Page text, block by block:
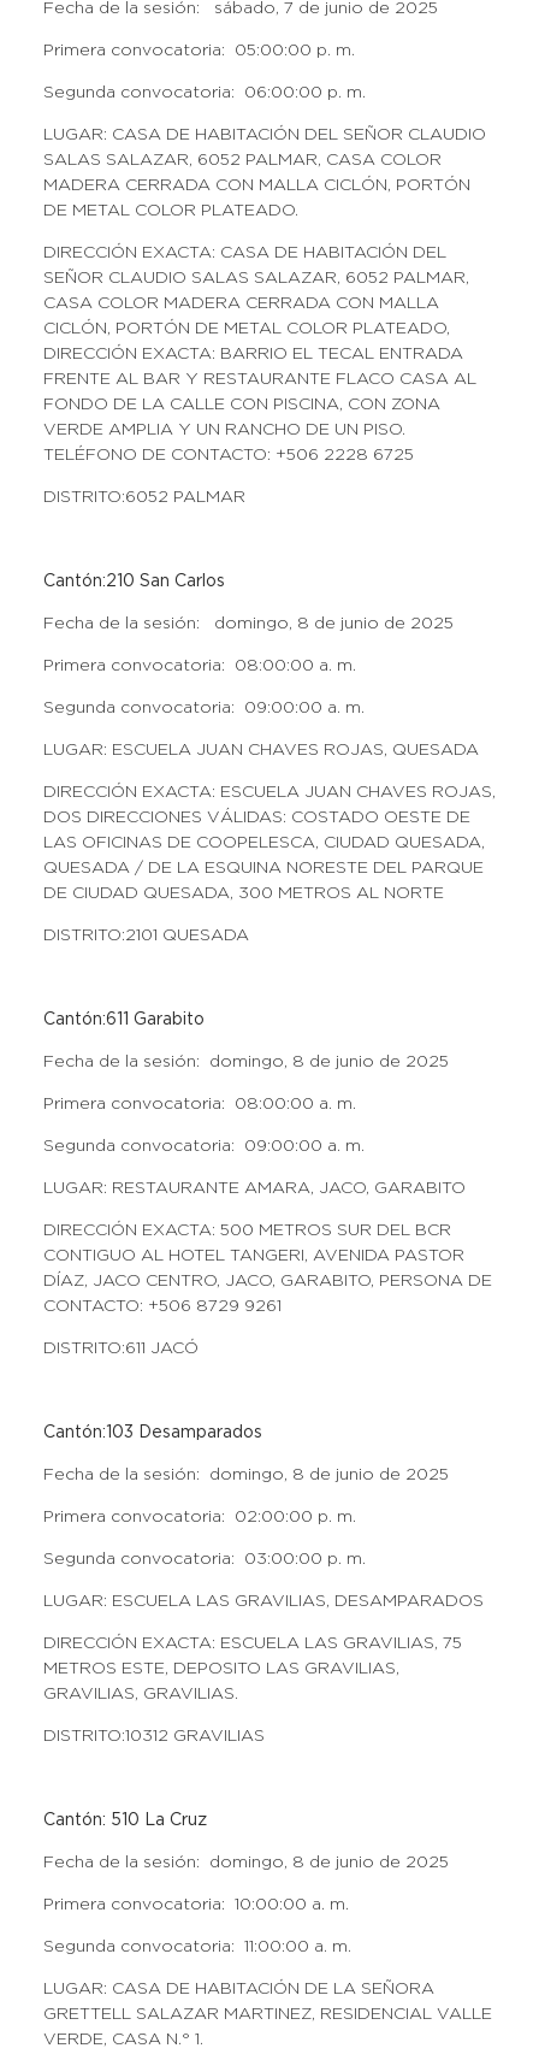
Fecha de la sesión: sábado, 7 de junio de 2025
Primera convocatoria: 05:00:00 p. m.
Segunda convocatoria: 06:00:00 p. m.
LUGAR: CASA DE HABITACIÓN DEL SEÑOR CLAUDIO
SALAS SALAZAR, 6052 PALMAR, CASA COLOR
MADERA CERRADA CON MALLA CICLÓN, PORTÓN
DE METAL COLOR PLATEADO.
DIRECCIÓN EXACTA: CASA DE HABITACIÓN DEL
SEÑOR CLAUDIO SALAS SALAZAR, 6052 PALMAR,
CASA COLOR MADERA CERRADA CON MALLA
CICLÓN, PORTÓN DE METAL COLOR PLATEADO,
DIRECCIÓN EXACTA: BARRIO EL TECAL ENTRADA
FRENTE AL BAR Y RESTAURANTE FLACO CASA AL
FONDO DE LA CALLE CON PISCINA, CON ZONA
VERDE AMPLIA Y UN RANCHO DE UN PISO.
TELÉFONO DE CONTACTO: +506 2228 6725
DISTRITO:6052 PALMAR
Cantón:210 San Carlos
Fecha de la sesión: domingo, 8 de junio de 2025
Primera convocatoria: 08:00:00 a. m.
Segunda convocatoria: 09:00:00 a. m.
LUGAR: ESCUELA JUAN CHAVES ROJAS, QUESADA
DIRECCIÓN EXACTA: ESCUELA JUAN CHAVES ROJAS,
DOS DIRECCIONES VÁLIDAS: COSTADO OESTE DE
LAS OFICINAS DE COOPELESCA, CIUDAD QUESADA,
QUESADA / DE LA ESQUINA NORESTE DEL PARQUE
DE CIUDAD QUESADA, 300 METROS AL NORTE
DISTRITO:2101 QUESADA
Cantón:611 Garabito
Fecha de la sesión: domingo, 8 de junio de 2025
Primera convocatoria: 08:00:00 a. m.
Segunda convocatoria: 09:00:00 a. m.
LUGAR: RESTAURANTE AMARA, JACO, GARABITO
DIRECCIÓN EXACTA: 500 METROS SUR DEL BCR
CONTIGUO AL HOTEL TANGERI, AVENIDA PASTOR
DÍAZ, JACO CENTRO, JACO, GARABITO, PERSONA DE
CONTACTO: +506 8729 9261
DISTRITO:611 JACÓ
Cantón:103 Desamparados
Fecha de la sesión: domingo, 8 de junio de 2025
Primera convocatoria: 02:00:00 p. m.
Segunda convocatoria: 03:00:00 p. m.
LUGAR: ESCUELA LAS GRAVILIAS, DESAMPARADOS
DIRECCIÓN EXACTA: ESCUELA LAS GRAVILIAS, 75
METROS ESTE, DEPOSITO LAS GRAVILIAS,
GRAVILIAS, GRAVILIAS.
DISTRITO:10312 GRAVILIAS
Cantón: 510 La Cruz
Fecha de la sesión: domingo, 8 de junio de 2025
Primera convocatoria: 10:00:00 a. m.
Segunda convocatoria: 11:00:00 a. m.
LUGAR: CASA DE HABITACIÓN DE LA SEÑORA
GRETTELL SALAZAR MARTINEZ, RESIDENCIAL VALLE
VERDE, CASA N.° 1.